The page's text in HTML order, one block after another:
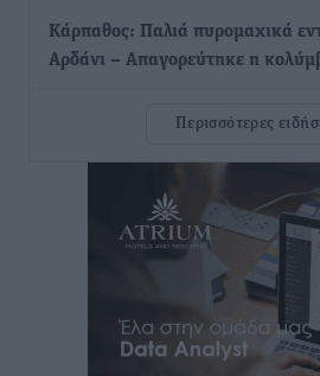
Κάρπαθος: Παλιά πυρομαχικά
Αρδάνι – Απαγορεύτηκε η
εφησυχασμού» – Σε πλήρη
πριν 16 ώρες
Καιρός: Επιμένουν οι υψηλές
μελτέμια έως 9 μποφόρ, σε «Red
Τοπικές Ειδήσεις πριν 17 ώρες
Περισσότερες